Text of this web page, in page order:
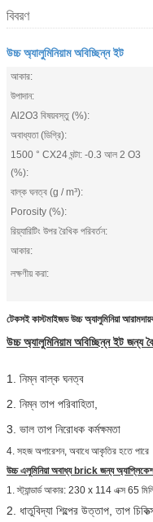
বিবরণ
উচ্চ অ্যালুমিনিয়াম অবিচ্ছিন্ন ইট
আকার:
উপাদান:
Al2O3 বিষয়বস্তু (%):
অবাধ্যতা (ডিগ্রি):
1500 ° CX24 ঘন্টা: -0.3 আল 2 O3
(%):
বাল্ক ঘনত্ব (g / m³):
Porosity (%):
রিয়্যারিটিং উপর রৈখিক পরিবর্তন:
আকার:
লক্ষণীয় করা:
টেকসই কাস্টমাইজড উচ্চ অ্যালুমিনিয়া
উচ্চ অ্যালুমিনিয়াম অবিচ্ছিন্ন ইট জন্য
1. নিম্ন বাল্ক ঘনত্ব
2. নিম্ন তাপ পরিবাহিতা,
3. ভাল তাপ নিরোধক কর্মক্ষমতা
4. সহজ অপারেশন, অবাধে আকৃতির হতে পারে
উচ্চ এলুমিনিয়া অবাধ্য brick জন্য
1. স্ট্যান্ডার্ড আকার: 230 x 114 এক্স 65
2. ধাতুবিদ্যা শিল্পের উত্তাপ, তাপ